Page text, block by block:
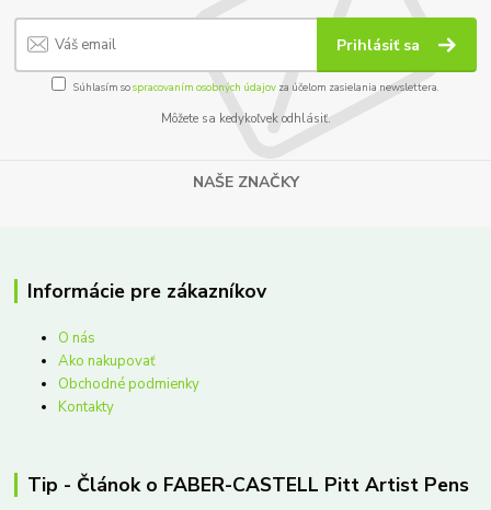
Prihlásiť sa
Súhlasím sospracovaním osobných údajov za účelom zasielania newslettera.
Môžete sa kedykoľvek odhlásiť.
NAŠE ZNAČKY
Informácie pre zákazníkov
O nás
Ako nakupovať
Obchodné podmienky
Kontakty
Tip - Článok o FABER-CASTELL Pitt Artist Pens